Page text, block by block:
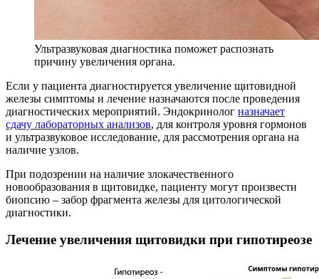
Ультразвуковая диагностика поможет распознать
причину увеличения органа.
Если у пациента диагностируется увеличение щитовидной
железы симптомы и лечение назначаются после проведения
диагностических мероприятий. Эндокринолог назначает
сдачу лабораторных анализов, для контроля уровня гормонов
и ультразвуковое исследование, для рассмотрения органа на
наличие узлов.
При подозрении на наличие злокачественного
новообразования в щитовидке, пациенту могут произвести
биопсию – забор фрагмента железы для цитологической
диагностики.
Лечение увеличения щитовидки при гипотиреозе